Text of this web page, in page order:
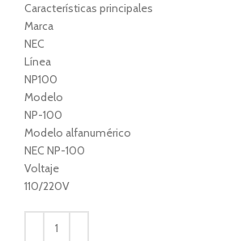
Características principales
Marca
NEC
Línea
NP100
Modelo
NP-100
Modelo alfanumérico
NEC NP-100
Voltaje
110/220V